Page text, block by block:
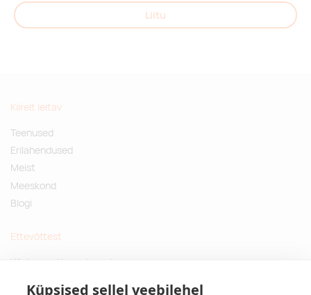
Küpsised sellel veebilehel
Liitu
Kiirelt leitav
Teenused
Erilahendused
Meist
Meeskond
Blogi
Ettevõttest
Küsimused ja vastused